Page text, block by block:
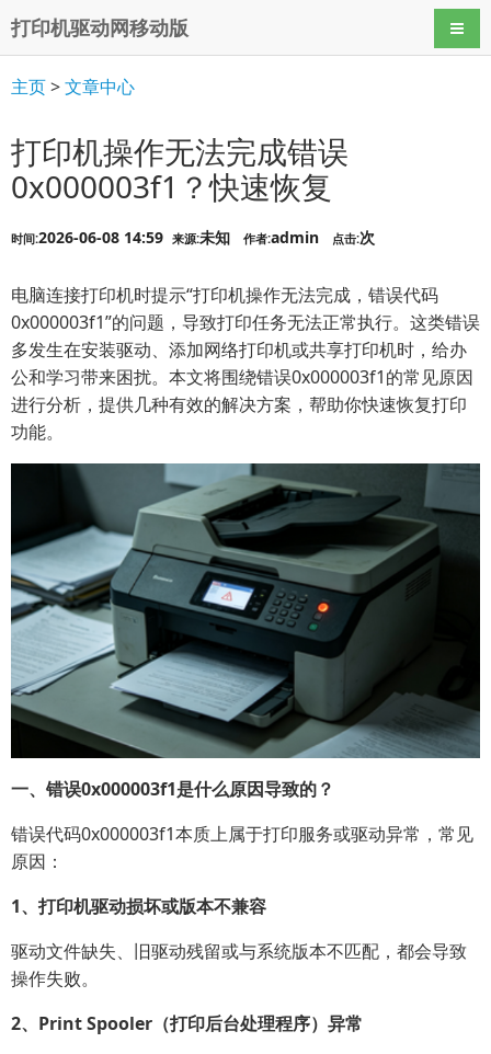
打印机驱动网移动版 导航
主页>文章中心
打印机操作无法完成错误
0x000003f1？快速恢复
时间:2026-06-08 14:59 来源:未知 作者:admin 点击:次
电脑连接打印机时提示“打印机操作无法完成，错误代码
0x000003f1”的问题，导致打印任务无法正常执行。这类错误
多发生在安装驱动、添加网络打印机或共享打印机时，给办
公和学习带来困扰。本文将围绕错误0x000003f1的常见原因
进行分析，提供几种有效的解决方案，帮助你快速恢复打印
功能。
一、错误0x000003f1是什么原因导致的？
错误代码0x000003f1本质上属于打印服务或驱动异常，常见
原因：
1、打印机驱动损坏或版本不兼容
驱动文件缺失、旧驱动残留或与系统版本不匹配，都会导致
操作失败。
2、Print Spooler（打印后台处理程序）异常